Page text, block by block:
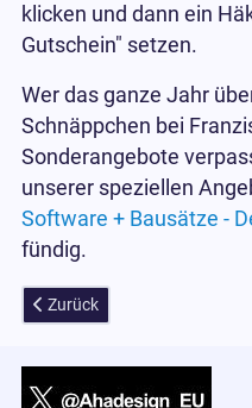
klicken und dann ein
Gutschein" setzen.
Wer das ganze Jahr
Schnäppchen bei
Sonderangebote
unserer speziellen
Software + Bausätze -
fündig.
Vorheriger Beitrag:
Zurück